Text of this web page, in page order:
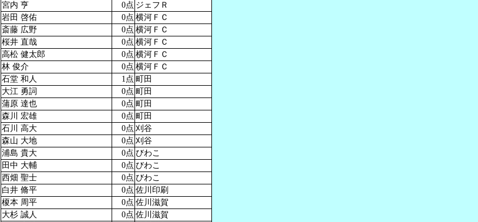
宮内 亨
0点 ジェフＲ
岩田 啓佑
0点 横河ＦＣ
斎藤 広野
0点 横河ＦＣ
桜井 直哉
0点 横河ＦＣ
高松 健太郎
0点 横河ＦＣ
林 俊介
0点 横河ＦＣ
石堂 和人
1点 町田
大江 勇詞
0点 町田
蒲原 達也
0点 町田
森川 宏雄
0点 町田
石川 高大
0点 刈谷
森山 大地
0点 刈谷
浦島 貴大
0点 びわこ
田中 大輔
0点 びわこ
西畑 聖士
0点 びわこ
白井 脩平
0点 佐川印刷
榎本 周平
0点 佐川滋賀
大杉 誠人
0点 佐川滋賀